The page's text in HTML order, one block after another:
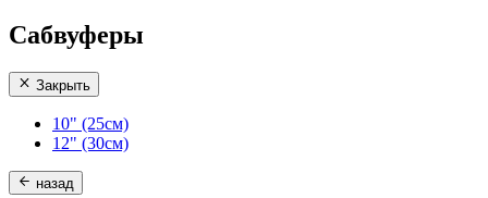
Сабвуферы
Закрыть
10" (25см)
12" (30см)
назад